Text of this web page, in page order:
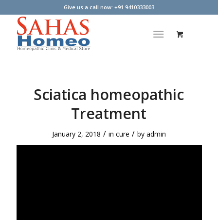
Give us a call now: +91 9410333003
Sciatica homeopathic
Treatment
January 2, 2018 / in cure / by admin